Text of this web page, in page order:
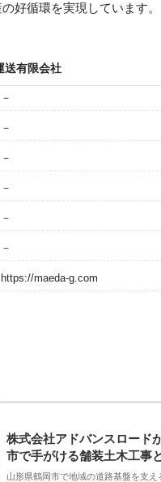
好循環を実現しています。
送有限会社
－
－
－
－
－
－
https://maeda-g.com
株式会社アドバンスロード
市で手がける舗装土木工事
山形県鶴岡市で地域の道路基盤を支え